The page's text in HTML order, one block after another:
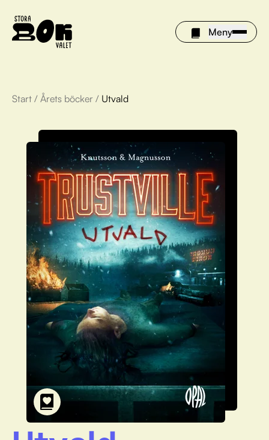
Meny
Årets böcker
Om Stora bokvalet
Olivia tipsar
Vinnare
FAQ
För bibliotek
Start / Årets böcker / Utvald